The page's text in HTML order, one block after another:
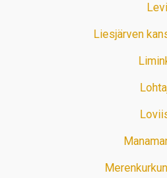
Levi
Liesjärven